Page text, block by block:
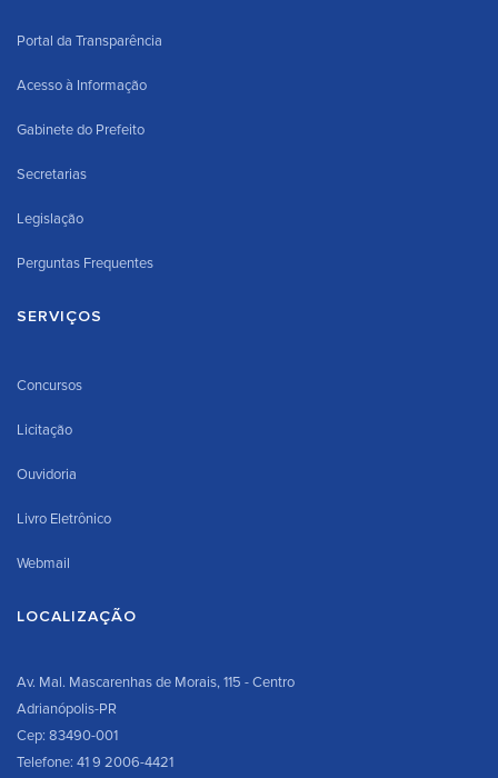
Portal da Transparência
Acesso à Informação
Gabinete do Prefeito
Secretarias
Legislação
Perguntas Frequentes
SERVIÇOS
Concursos
Licitação
Ouvidoria
Livro Eletrônico
Webmail
LOCALIZAÇÃO
Av. Mal. Mascarenhas de Morais, 115 - Centro
Adrianópolis-PR
Cep: 83490-001
Telefone: 41 9 2006-4421